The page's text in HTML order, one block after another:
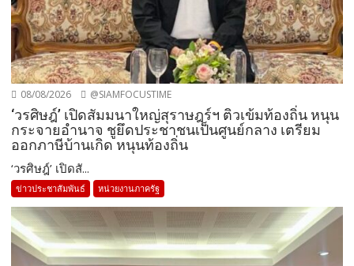
08/08/2026 @SIAMFOCUSTIME
‘วรศิษฎ์’ เปิดสัมมนาใหญ่สุราษฎร์ฯ ติวเข้มท้องถิ่น หนุน
กระจายอำนาจ ชูยึดประชาชนเป็นศูนย์กลาง เตรียม
ออกภาษีบ้านเกิด หนุนท้องถิ่น
‘วรศิษฎ์’ เปิดสั...
ข่าวประชาสัมพันธ์ หน่วยงานภาครัฐ